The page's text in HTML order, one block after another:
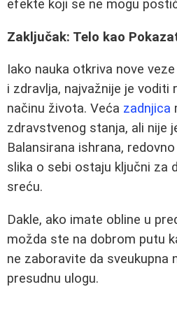
efekte koji se ne mogu
Zaključak: Telo kao
Iako nauka otkriva nove
i zdravlja, najvažnije je voditi
načinu života. Veća zadnjica
zdravstvenog stanja, ali nije
Balansirana ishrana,
slika o sebi ostaju ključni za
sreću.
Dakle, ako imate obline u
možda ste na dobrom putu
ne zaboravite da sveukupna
presudnu ulogu.